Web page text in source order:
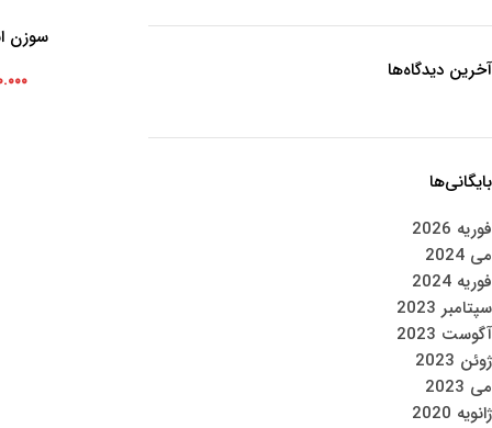
آخرین دیدگاه‌ها
بایگانی‌ها
فوریه 2026
می 2024
فوریه 2024
سپتامبر 2023
آگوست 2023
ژوئن 2023
می 2023
ژانویه 2020
افزودن به سبد
سوزن